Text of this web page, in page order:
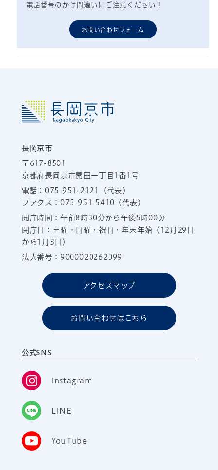
電話番号のかけ間違いにご注意ください！
お問い合わせフォーム
長岡京市
〒617-8501
京都府長岡京市開田一丁目1番1号
電話：075-951-2121
（代表）
ファクス：075-951-5410（代表）
開庁時間：午前8時30分から午後5時00分
閉庁日：土曜・日曜・祝日・年末年始（12月29日
から1月3日）
法人番号：9000020262099
アクセスマップ
お問い合わせはこちら
公式SNS
Instagram
LINE
YouTube